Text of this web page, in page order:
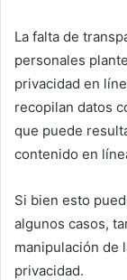
La falta de
personales
privacidad en
recopilan datos
que puede
contenido en
Si bien esto
algunos casos,
manipulación de
privacidad.